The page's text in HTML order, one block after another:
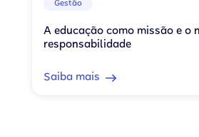
Gestão
A educação como missão e o
responsabilidade
Saiba mais